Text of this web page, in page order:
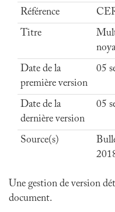
Référence
Titre
Date de la
première version
05
Date de la
dernière version
05
Source(s)
Une gestion de version
document.